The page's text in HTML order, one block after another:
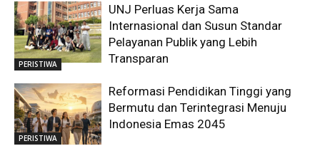
PERISTIWA
UNJ Perluas Kerja Sama
Internasional dan Susun Standar
Pelayanan Publik yang Lebih
Transparan
PERISTIWA
Reformasi Pendidikan Tinggi yang
Bermutu dan Terintegrasi Menuju
Indonesia Emas 2045